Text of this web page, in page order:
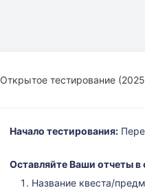
Открытое тестирование
Начало тестирования:
Оставляйте Ваши отчеты
Название квеста/